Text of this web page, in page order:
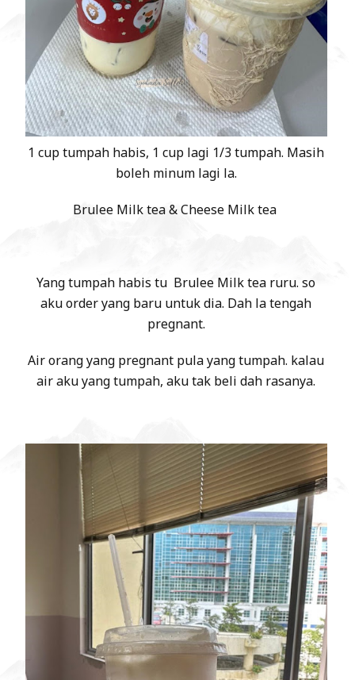
1 cup tumpah habis, 1 cup lagi 1/3 tumpah. Masih
boleh minum lagi la.
Brulee Milk tea & Cheese Milk tea
Yang tumpah habis tu Brulee Milk tea ruru. so
aku order yang baru untuk dia. Dah la tengah
pregnant.
Air orang yang pregnant pula yang tumpah. kalau
air aku yang tumpah, aku tak beli dah rasanya.